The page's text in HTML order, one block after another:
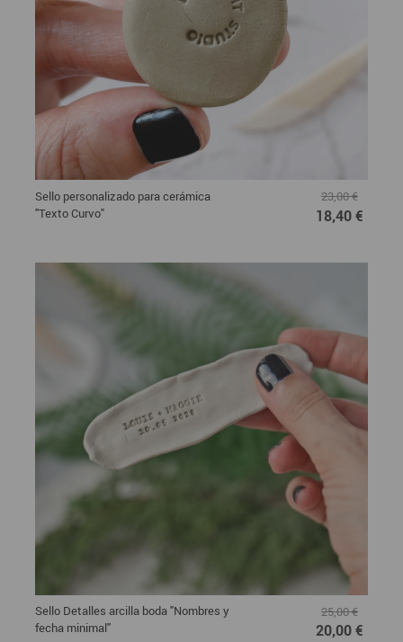
Sello personalizado para cerámica
"Texto Curvo"
23,00 €
18,40 €
Sello Detalles arcilla boda "Nombres y
fecha minimal"
25,00 €
20,00 €